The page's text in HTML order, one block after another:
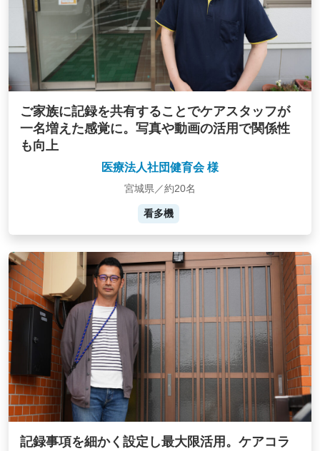
ご家族に記録を共有することでケアスタッフが
一名増えた感覚に。写真や動画の活用で関係性
も向上
医療法人社団健育会 様
宮城県／約20名
看多機
記録事項を細かく設定し最大限活用。ケアコラ